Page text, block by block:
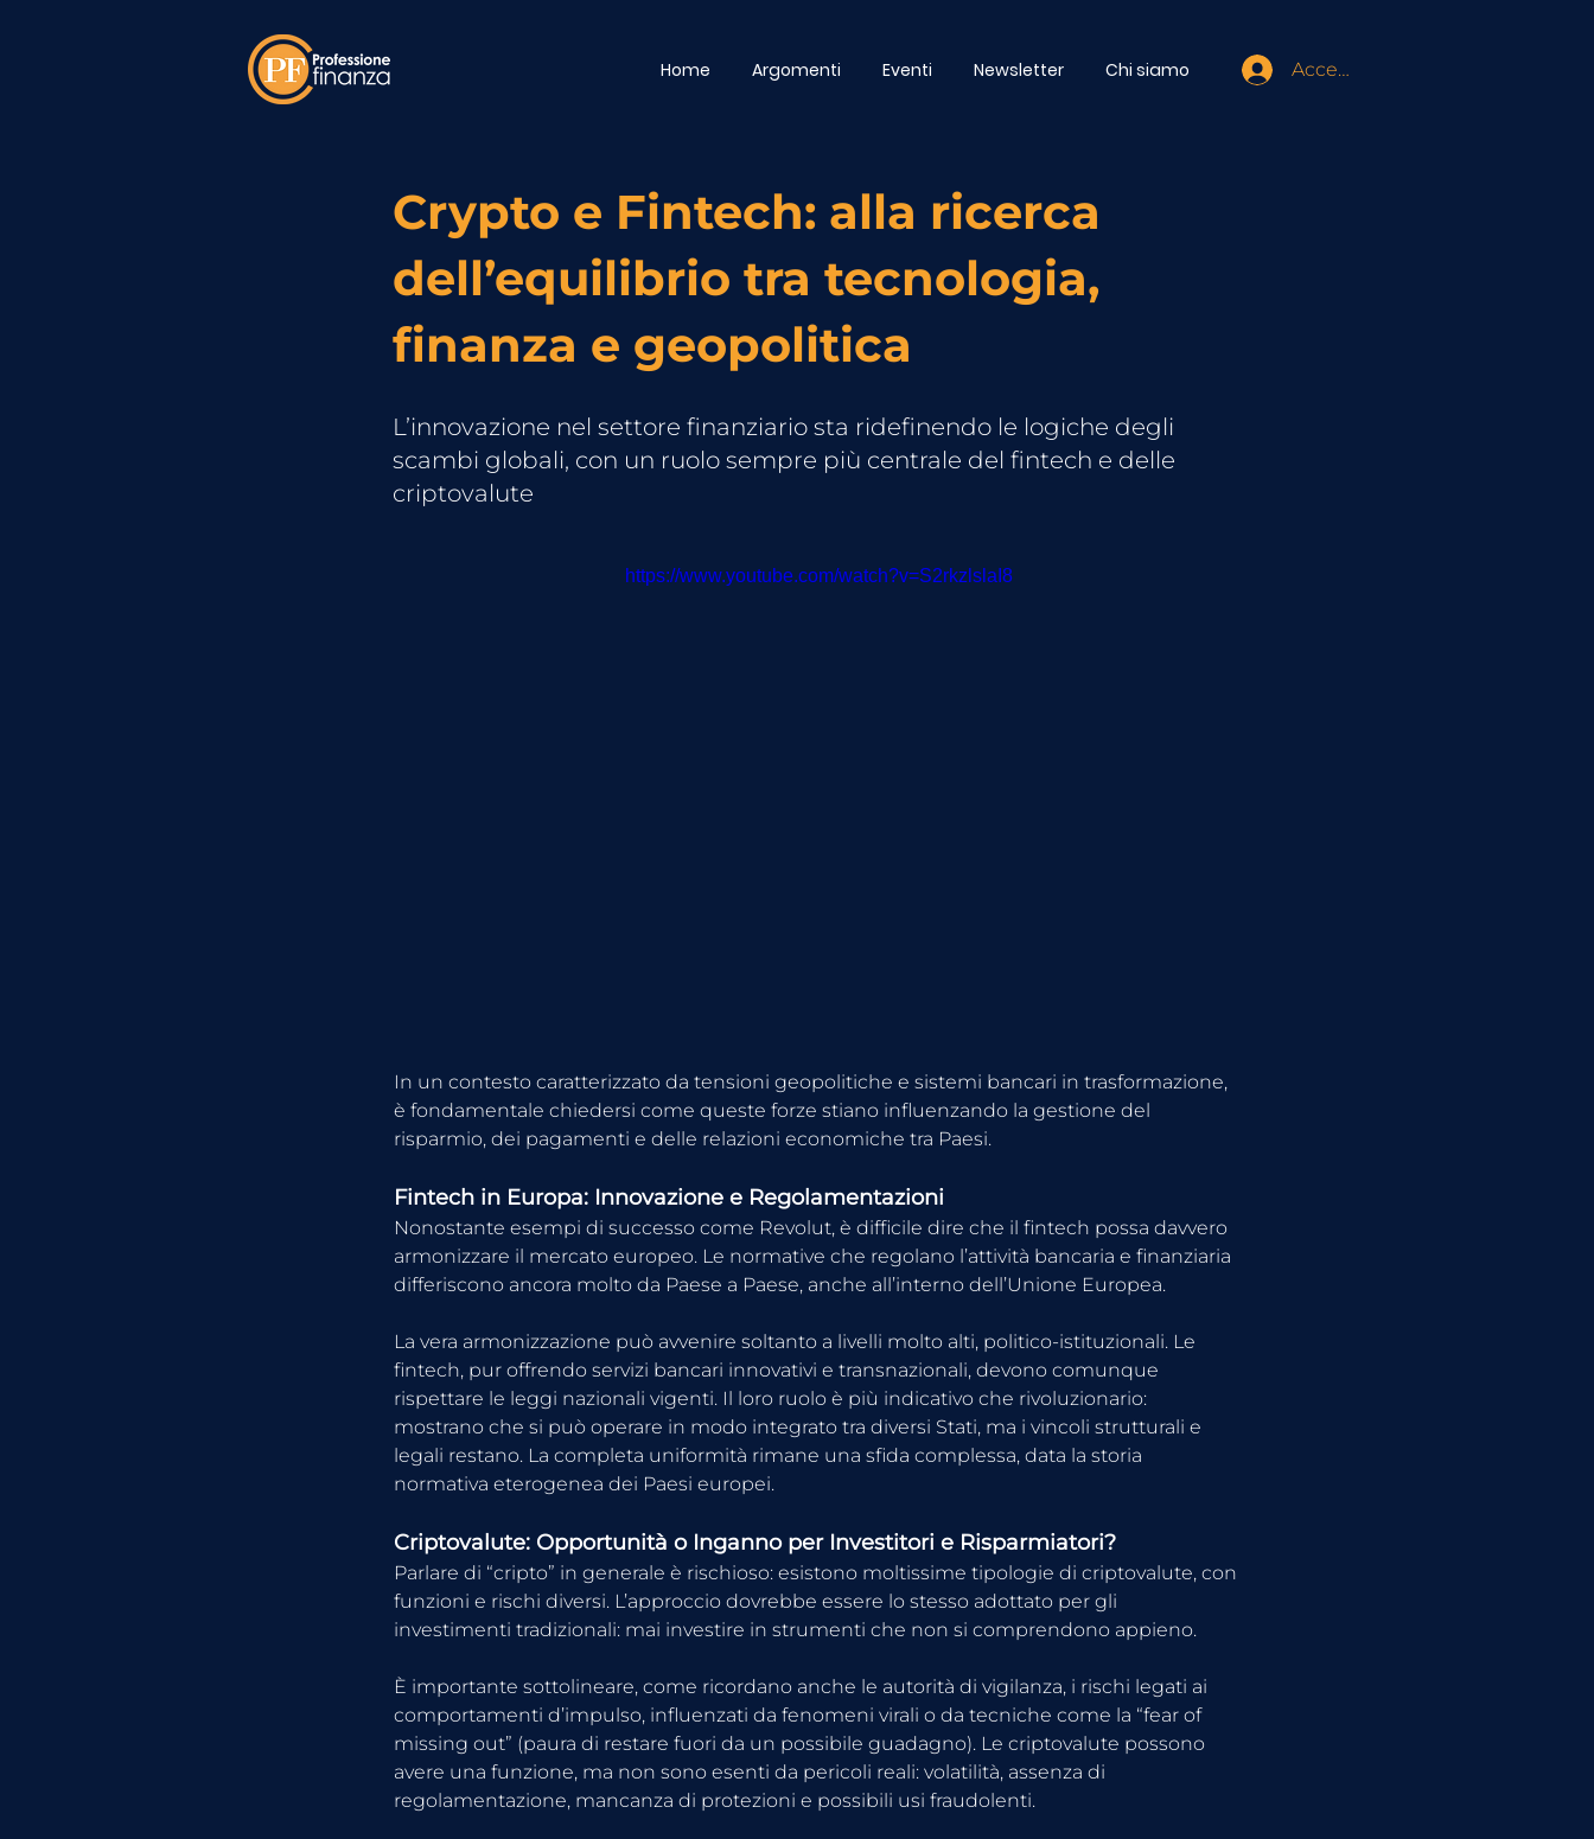
Home Argomenti Eventi Newsletter Chi siamo Accedi
Crypto e Fintech: alla ricerca
dell’equilibrio tra tecnologia,
finanza e geopolitica
L’innovazione nel settore finanziario sta ridefinendo le logiche degli
scambi globali, con un ruolo sempre più centrale del fintech e delle
criptovalute
https://www.youtube.com/watch?v=S2rkzlslaI8
In un contesto caratterizzato da tensioni geopolitiche e sistemi bancari in trasformazione,
è fondamentale chiedersi come queste forze stiano influenzando la gestione del
risparmio, dei pagamenti e delle relazioni economiche tra Paesi.
Fintech in Europa: Innovazione e Regolamentazioni
Nonostante esempi di successo come Revolut, è difficile dire che il fintech possa davvero
armonizzare il mercato europeo. Le normative che regolano l’attività bancaria e finanziaria
differiscono ancora molto da Paese a Paese, anche all’interno dell’Unione Europea.
La vera armonizzazione può avvenire soltanto a livelli molto alti, politico-istituzionali. Le
fintech, pur offrendo servizi bancari innovativi e transnazionali, devono comunque
rispettare le leggi nazionali vigenti. Il loro ruolo è più indicativo che rivoluzionario:
mostrano che si può operare in modo integrato tra diversi Stati, ma i vincoli strutturali e
legali restano. La completa uniformità rimane una sfida complessa, data la storia
normativa eterogenea dei Paesi europei.
Criptovalute: Opportunità o Inganno per Investitori e Risparmiatori?
Parlare di “cripto” in generale è rischioso: esistono moltissime tipologie di criptovalute, con
funzioni e rischi diversi. L’approccio dovrebbe essere lo stesso adottato per gli
investimenti tradizionali: mai investire in strumenti che non si comprendono appieno.
È importante sottolineare, come ricordano anche le autorità di vigilanza, i rischi legati ai
comportamenti d’impulso, influenzati da fenomeni virali o da tecniche come la “fear of
missing out” (paura di restare fuori da un possibile guadagno). Le criptovalute possono
avere una funzione, ma non sono esenti da pericoli reali: volatilità, assenza di
regolamentazione, mancanza di protezioni e possibili usi fraudolenti.